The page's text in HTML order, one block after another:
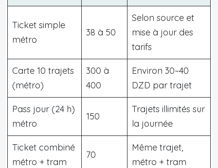
Ticket simple
métro
38 à 50
Selon source et
mise à jour des
tarifs
Carte 10 trajets
(métro)
300 à
400
Environ 30–40
DZD par trajet
Pass jour (24 h)
métro
150
Trajets illimités sur
la journée
Ticket combiné
métro + tram
70
Même trajet,
métro + tram